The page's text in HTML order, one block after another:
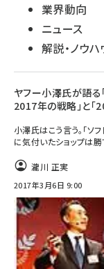
業界動向
ニュース
解説・ノウハ
ヤフー小澤氏が語る
2017年の戦略」と「
小澤氏はこう言う。「ソ
に気付いたショップは勝
瀧川 正実
2017年3月6日 9:00